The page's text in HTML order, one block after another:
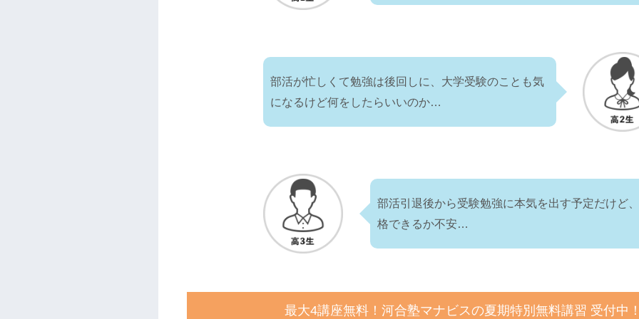
部活が忙しくて勉強は後回しに、大学受験のことも気
になるけど何をしたらいいのか…
部活引退後から受験勉強に本気を出す予定だけど
格できるか不安…
最大4講座無料！河合塾マナビスの夏期特別無料講習 受付中